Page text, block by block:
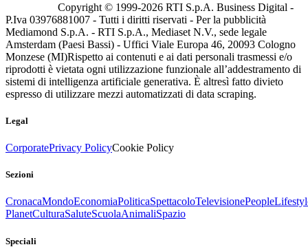
Copyright © 1999-2026 RTI S.p.A. Business Digital -
P.Iva 03976881007 - Tutti i diritti riservati - Per la pubblicità
Mediamond S.p.A. - RTI S.p.A., Mediaset N.V., sede legale
Amsterdam (Paesi Bassi) - Uffici Viale Europa 46, 20093 Cologno
Monzese (MI)Rispetto ai contenuti e ai dati personali trasmessi e/o
riprodotti è vietata ogni utilizzazione funzionale all’addestramento di
sistemi di intelligenza artificiale generativa. È altresì fatto divieto
espresso di utilizzare mezzi automatizzati di data scraping.
Legal
CorporatePrivacy PolicyCookie Policy
Sezioni
CronacaMondoEconomiaPoliticaSpettacoloTelevisionePeople
PlanetCulturaSaluteScuolaAnimaliSpazio
Speciali